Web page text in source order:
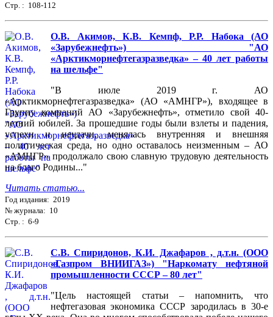
Стр. : 108-112
О.В. Акимов, К.В. Кемпф, Р.Р. Набока (АО
«Зарубежнефть») "АО
«Арктикморнефтегазразведка» – 40 лет работы
на шельфе"
"В июле 2019 г. АО
«Арктикморнефтегазразведка» (АО «АМНГР»), входящее в
Группу компаний АО «Зарубежнефть», отметило свой 40-
летний юбилей. За прошедшие годы были взлеты и падения,
успехи и неудачи, менялась внутренняя и внешняя
политическая среда, но одно оставалось неизменным – АО
«АМНГР» продолжало свою славную трудовую деятельность
на благо Родины..."
Читать статью...
Год издания: 2019
№ журнала: 10
Стр. : 6-9
С.В. Спиридонов, К.И. Джафаров , д.т.н. (ООО
«Газпром ВНИИГАЗ») "Наркомату нефтяной
промышленности СССР – 80 лет"
"Цель настоящей статьи – напомнить, что
нефтегазовая экономика СССР зародилась в 30-е